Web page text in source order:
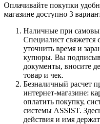
Оплачивайте покупки
магазине доступно 3
Наличные при
Специалист свяжется
уточнить время и
купюры. Вы
документы, вносите
товар и чек.
Безналичный расчет
интернет-магазине:
оплатить покупку,
системы ASSIST.
действия и имя